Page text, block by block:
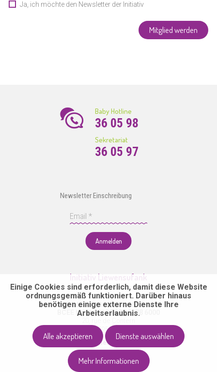
Ja, ich möchte den Newsletter der Initiativ
Mitglied werden
Baby Hotline
36 05 98
Sekretariat
36 05 97
Newsletter Einschreibung
Anmelden
Initiativ Liewensufank
asbl
CCPL LU47 1111 0484 6562 0000
BCEE LU41 0019 7000 0278 6000
L-5955 Itzig
info@liewensufank.lu
Einige Cookies sind erforderlich, damit diese Website
ordnungsgemäß funktioniert. Darüber hinaus
benötigen einige externe Dienste Ihre
Arbeitserlaubnis.
Alle akzeptieren Dienste auswählen
Mehr Informationen